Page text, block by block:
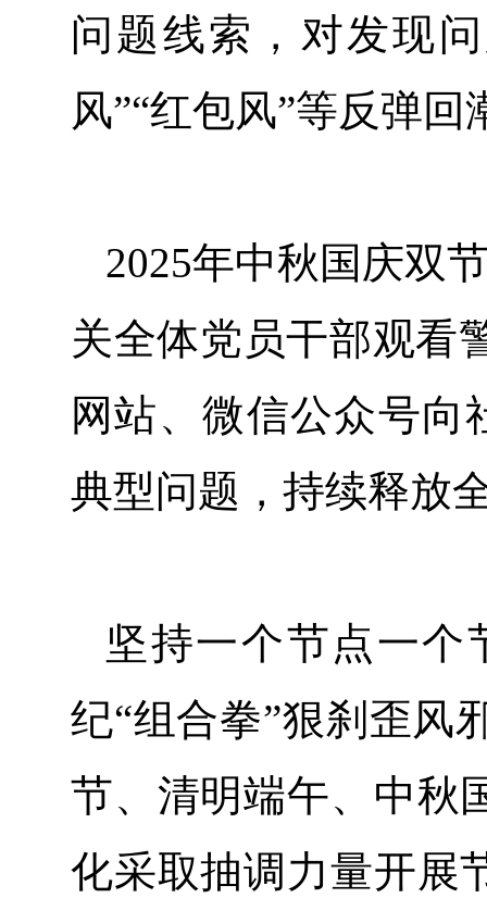
问题线索，对发现
风”“红包风”等反弹
2025年中秋国庆双
关全体党员干部观看
网站、微信公众号
典型问题，持续释放
坚持一个节点一个
纪“组合拳”狠刹歪风
节、清明端午、中秋
化采取抽调力量开展